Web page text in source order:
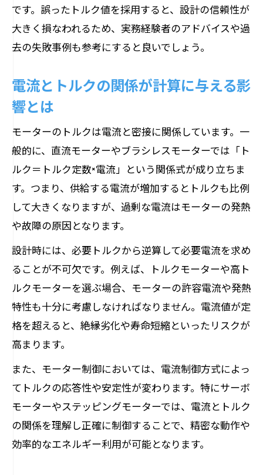
です。誤ったトルク値を採用すると、設計の信頼性が
大きく損なわれるため、実務経験者のアドバイスや過
去の失敗事例も参考にすると良いでしょう。
電流とトルクの関係が計算に与える影
響とは
モーターのトルクは電流と密接に関係しています。一
般的に、直流モーターやブラシレスモーターでは「ト
ルク＝トルク定数×電流」という関係式が成り立ちま
す。つまり、供給する電流が増加するとトルクも比例
して大きくなりますが、過剰な電流はモーターの発熱
や故障の原因となります。
設計時には、必要トルクから逆算して必要電流を求め
ることが不可欠です。例えば、トルクモーターや高ト
ルクモーターを選ぶ場合、モーターの許容電流や発熱
特性も十分に考慮しなければなりません。電流値が定
格を超えると、絶縁劣化や寿命短縮といったリスクが
高まります。
また、モーター制御においては、電流制御方式によっ
てトルクの応答性や安定性が変わります。特にサーボ
モーターやステッピングモーターでは、電流とトルク
の関係を理解し正確に制御することで、精密な動作や
効率的なエネルギー利用が可能となります。